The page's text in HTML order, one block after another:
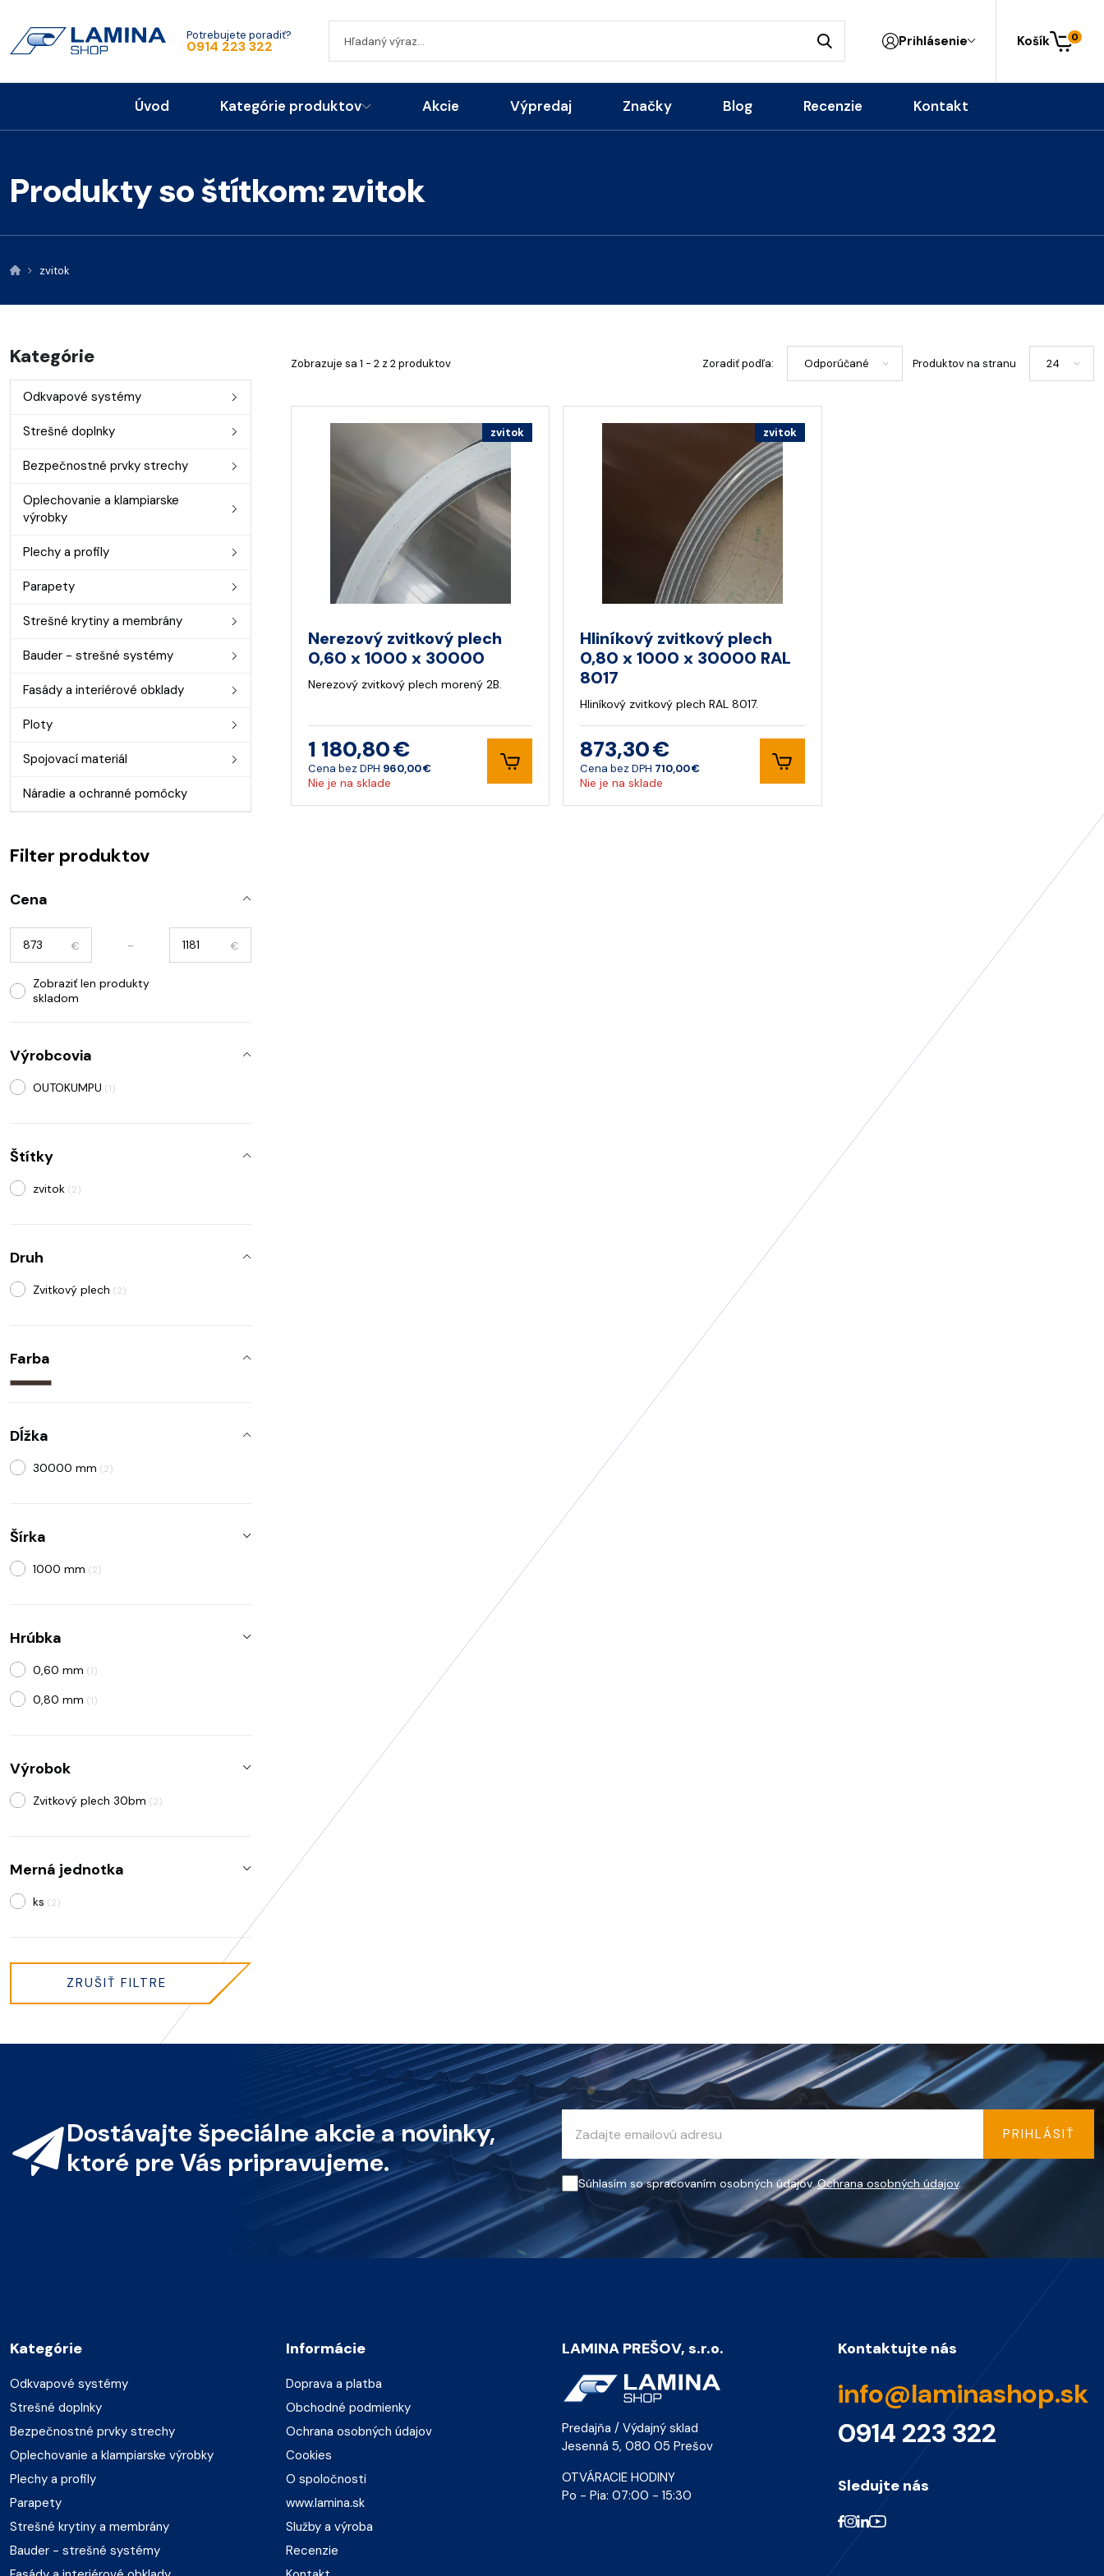
Potrebujete poradiť?
0914 223 322 Prihlásenie Košík 0
Úvod Kategórie produktov Akcie Výpredaj Značky Blog Recenzie Kontakt
Produkty so štítkom: zvitok
zvitok
Kategórie
Odkvapové systémy
Strešné doplnky
Bezpečnostné prvky strechy
Oplechovanie a klampiarske
výrobky
Plechy a profily
Parapety
Strešné krytiny a membrány
Bauder - strešné systémy
Fasády a interiérové obklady
Ploty
Spojovací materiál
Náradie a ochranné pomôcky
Filter produktov
Cena
€ - €
Zobraziť len produkty
skladom
Výrobcovia
OUTOKUMPU (1)
Štítky
zvitok (2)
Druh
Zvitkový plech (2)
Farba
Dĺžka
30000 mm (2)
Šírka
1000 mm (2)
Hrúbka
0,60 mm (1)
0,80 mm (1)
Výrobok
Zvitkový plech 30bm (2)
Merná jednotka
ks (2)
ZRUŠIŤ FILTRE
Zobrazuje sa 1 - 2 z 2 produktov Zoradiť podľa: Produktov na stranu
zvitok
Nerezový zvitkový plech
0,60 x 1000 x 30000
Nerezový zvitkový plech morený 2B.
1 180,80 €
Cena bez DPH 960,00 €
Nie je na sklade
zvitok
Hliníkový zvitkový plech
0,80 x 1000 x 30000 RAL
8017
Hliníkový zvitkový plech RAL 8017.
873,30 €
Cena bez DPH 710,00 €
Nie je na sklade
Dostávajte špeciálne akcie a novinky,
ktoré pre Vás pripravujeme.
Súhlasím so spracovaním osobných údajov.Ochrana osobných údajov.
PRIHLÁSIŤ
Kategórie
Odkvapové systémy
Strešné doplnky
Bezpečnostné prvky strechy
Oplechovanie a klampiarske výrobky
Plechy a profily
Parapety
Strešné krytiny a membrány
Bauder - strešné systémy
Informácie
Doprava a platba
Obchodné podmienky
Ochrana osobných údajov
Cookies
O spoločnosti
www.lamina.sk
Služby a výroba
Recenzie
LAMINA PREŠOV, s.r.o.
Predajňa / Výdajný sklad
Jesenná 5, 080 05 Prešov
OTVÁRACIE HODINY
Po - Pia: 07:00 - 15:30
Kontaktujte nás
info@laminashop.sk
0914 223 322
Sledujte nás